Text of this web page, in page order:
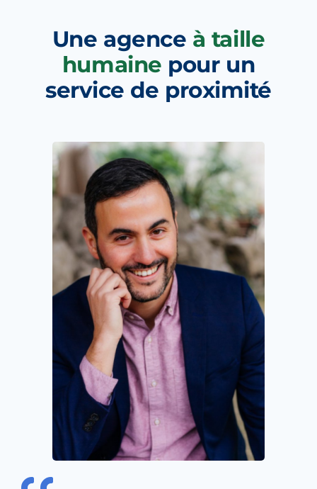
Une agence à taille
humaine pour un
service de proximité